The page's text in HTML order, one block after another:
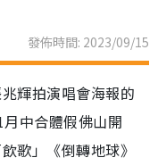
發佈時間: 2023/09/15
輝拍演唱會海報的
中合體假佛山開
歌」《倒轉地球》